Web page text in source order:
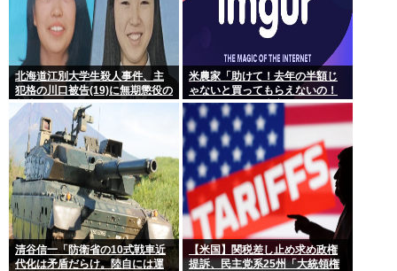
北海道江別大学生殺人事件、主
犯格の川口被告(19)に無期懲役の
判決
米農家「助けて！去年の半額じ
ゃないと買ってもらえないの！
作れば作るほど赤字で死にそ
う！」
清谷信一「防衛省の10式戦車近
代化は矛盾だらけ。陸自には運
【米国】関税差し止め求め政権
提訴、民主党系25州「大統領権